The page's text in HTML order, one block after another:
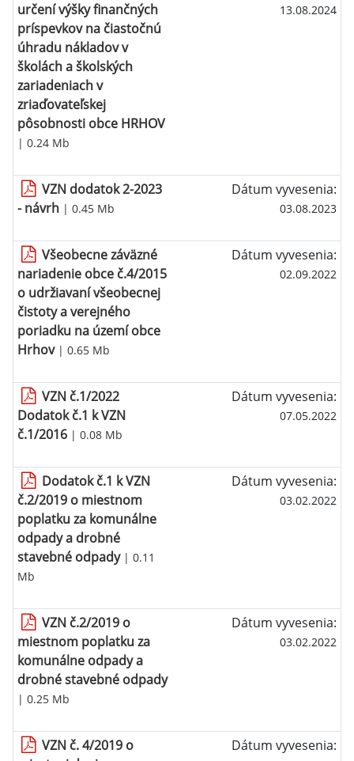
určení výšky finančných
príspevkov na čiastočnú
úhradu nákladov v
školách a školských
zariadeniach v
zriaďovateľskej
pôsobnosti obce HRHOV
| 0.24 Mb
13.08.2024
VZN dodatok 2-2023
- návrh | 0.45 Mb
Dátum vyvesenia:
03.08.2023
Všeobecne záväzné
nariadenie obce č.4/2015
o udržiavaní všeobecnej
čistoty a verejného
poriadku na území obce
Hrhov| 0.65 Mb
Dátum vyvesenia:
02.09.2022
VZN č.1/2022
Dodatok č.1 k VZN
č.1/2016 | 0.08 Mb
Dátum vyvesenia:
07.05.2022
Dodatok č.1 k VZN
č.2/2019 o miestnom
poplatku za komunálne
odpady a drobné
stavebné odpady| 0.11
Mb
Dátum vyvesenia:
03.02.2022
VZN č.2/2019 o
miestnom poplatku za
komunálne odpady a
drobné stavebné odpady
| 0.25 Mb
Dátum vyvesenia:
03.02.2022
VZN č. 4/2019 o
Dátum vyvesenia: